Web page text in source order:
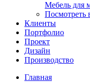
Мебель для
Посмотреть
Клиенты
Портфолио
Проект
Дизайн
Производство
Главная